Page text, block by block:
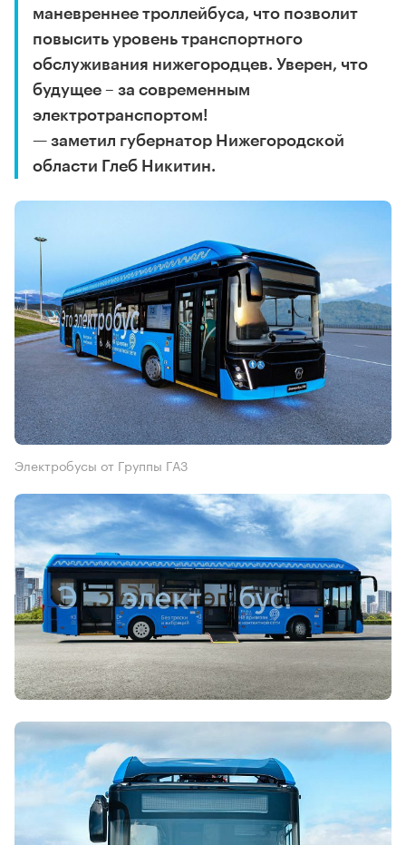
маневреннее троллейбуса, что позволит
повысить уровень транспортного
обслуживания нижегородцев. Уверен, что
будущее – за современным
электротранспортом!
— заметил губернатор Нижегородской
области Глеб Никитин.
Электробусы от Группы ГАЗ